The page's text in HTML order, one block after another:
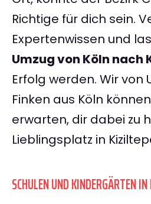
Richtige für dich sein.
Expertenwissen und
Umzug von Köln nach
Erfolg werden. Wir von
Finken aus Köln
erwarten, dir dabei zu
Lieblingsplatz in
SCHULEN UND KINDERGÄRTEN